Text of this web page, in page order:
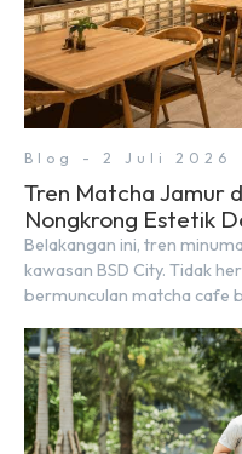
Blog - 2 Juli 2026
Tren Matcha Jamur
Nongkrong Estetik
Belakangan ini, tren
kawasan BSD City. Tidak
bermunculan matcha cafe
nyaman, baik untuk
bersantai bersama orang
kafe hits ini tersebar di